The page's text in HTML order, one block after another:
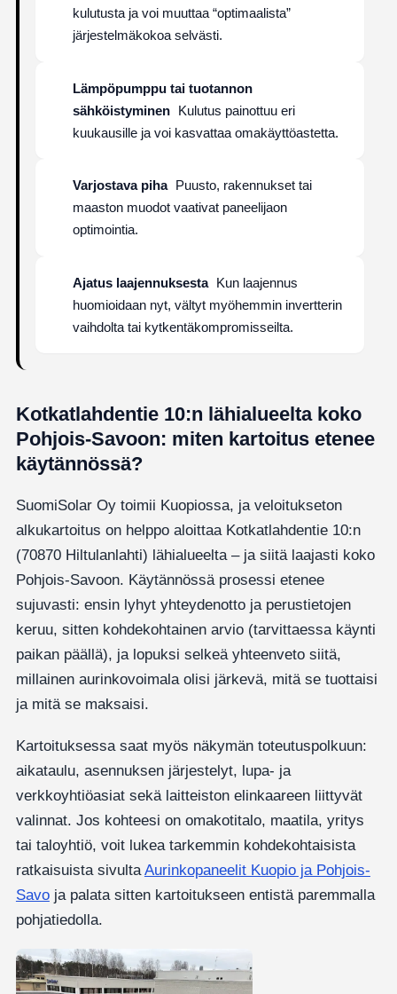
kulutusta ja voi muuttaa “optimaalista”
järjestelmäkokoa selvästi.
Lämpöpumppu tai tuotannon
sähköistyminen Kulutus painottuu eri
kuukausille ja voi kasvattaa omakäyttöastetta.
Varjostava piha Puusto, rakennukset tai
maaston muodot vaativat paneelijaon
optimointia.
Ajatus laajennuksesta Kun laajennus
huomioidaan nyt, vältyt myöhemmin invertterin
vaihdolta tai kytkentäkompromisseilta.
Kotkatlahdentie 10:n lähialueelta koko
Pohjois-Savoon: miten kartoitus etenee
käytännössä?
SuomiSolar Oy toimii Kuopiossa, ja veloitukseton
alkukartoitus on helppo aloittaa Kotkatlahdentie 10:n
(70870 Hiltulanlahti) lähialueelta – ja siitä laajasti koko
Pohjois-Savoon. Käytännössä prosessi etenee
sujuvasti: ensin lyhyt yhteydenotto ja perustietojen
keruu, sitten kohdekohtainen arvio (tarvittaessa käynti
paikan päällä), ja lopuksi selkeä yhteenveto siitä,
millainen aurinkovoimala olisi järkevä, mitä se tuottaisi
ja mitä se maksaisi.
Kartoituksessa saat myös näkymän toteutuspolkuun:
aikataulu, asennuksen järjestelyt, lupa- ja
verkkoyhtiöasiat sekä laitteiston elinkaareen liittyvät
valinnat. Jos kohteesi on omakotitalo, maatila, yritys
tai taloyhtiö, voit lukea tarkemmin kohdekohtaisista
ratkaisuista sivulta Aurinkopaneelit Kuopio ja Pohjois-
Savoja palata sitten kartoitukseen entistä paremmalla
pohjatiedolla.